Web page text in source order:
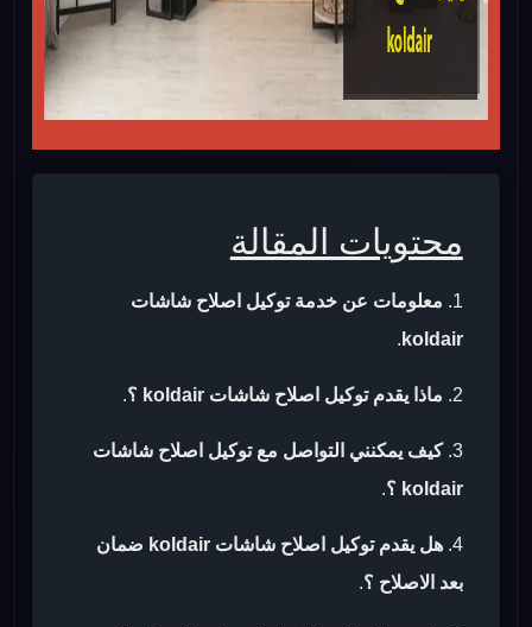
محتويات المقالة
معلومات عن خدمة توكيل اصلاح شاشات
koldair
.
ماذا يقدم توكيل اصلاح شاشات koldair ؟ .
كيف يمكنني التواصل مع توكيل اصلاح شاشات
koldair ؟
.
هل يقدم توكيل اصلاح شاشات koldair ضمان
بعد الاصلاح ؟.